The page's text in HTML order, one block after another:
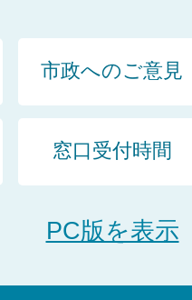
市政へのご意見
窓口受付時間
PC版を表示